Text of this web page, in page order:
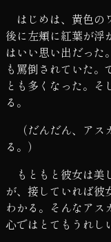
はじめは、黄色の
後に左頬に紅葉が浮
はいい思い出だった
も罵倒されていた。
とも多くなった。
る。
（だんだん、ア
る。）
もともと彼女は美
が、接していれば彼
わかる。そんなアス
心ではとてもうれし